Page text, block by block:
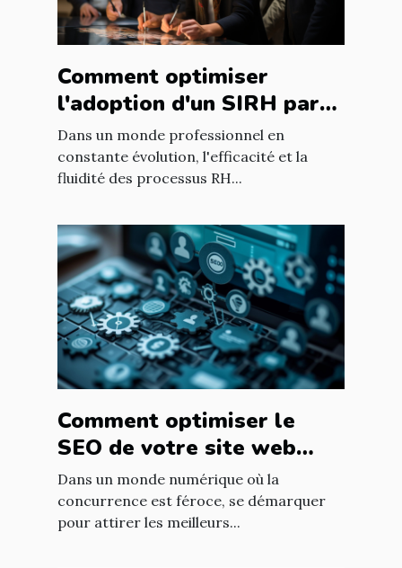
Comment optimiser
l'adoption d'un SIRH par
les employés dans les
entreprises françaises
Dans un monde professionnel en
constante évolution, l'efficacité et la
fluidité des processus RH...
Comment optimiser le
SEO de votre site web
pour attirer les meilleurs
talents dans votre
entreprise
Dans un monde numérique où la
concurrence est féroce, se démarquer
pour attirer les meilleurs...